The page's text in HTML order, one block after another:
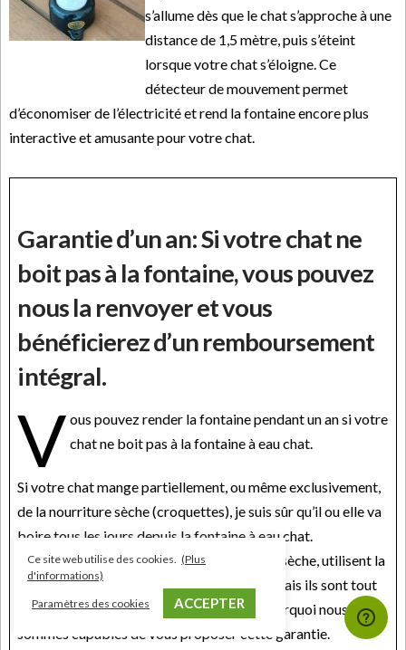
s’allume dès que le chat s’approche à une
distance de 1,5 mètre, puis s’éteint
lorsque votre chat s’éloigne. Ce
détecteur de mouvement permet
d’économiser de l’électricité et rend la fontaine encore plus
interactive et amusante pour votre chat.
Garantie d’un an: Si votre chat ne
boit pas à la fontaine, vous pouvez
nous la renvoyer et vous
bénéficierez d’un remboursement
intégral.
V ous pouvez render la fontaine pendant un an si votre
chat ne boit pas à la fontaine à eau chat.
Si votre chat mange partiellement, ou même exclusivement,
de la nourriture sèche (croquettes), je suis sûr qu’il ou elle va
boire tous les jours depuis la fontaine à eau chat.
Les chats qui ne mangent pas de nourriture sèche, utilisent la
fontaine à eau chat un peu moins souvent, mais ils sont tout
de même comblés par la fontaine. C’est pourquoi nous
sommes capables de vous proposer cette garantie.
Ce site web utilise des cookies. (Plus
d'informations)
Paramètres des cookies ACCEPTER